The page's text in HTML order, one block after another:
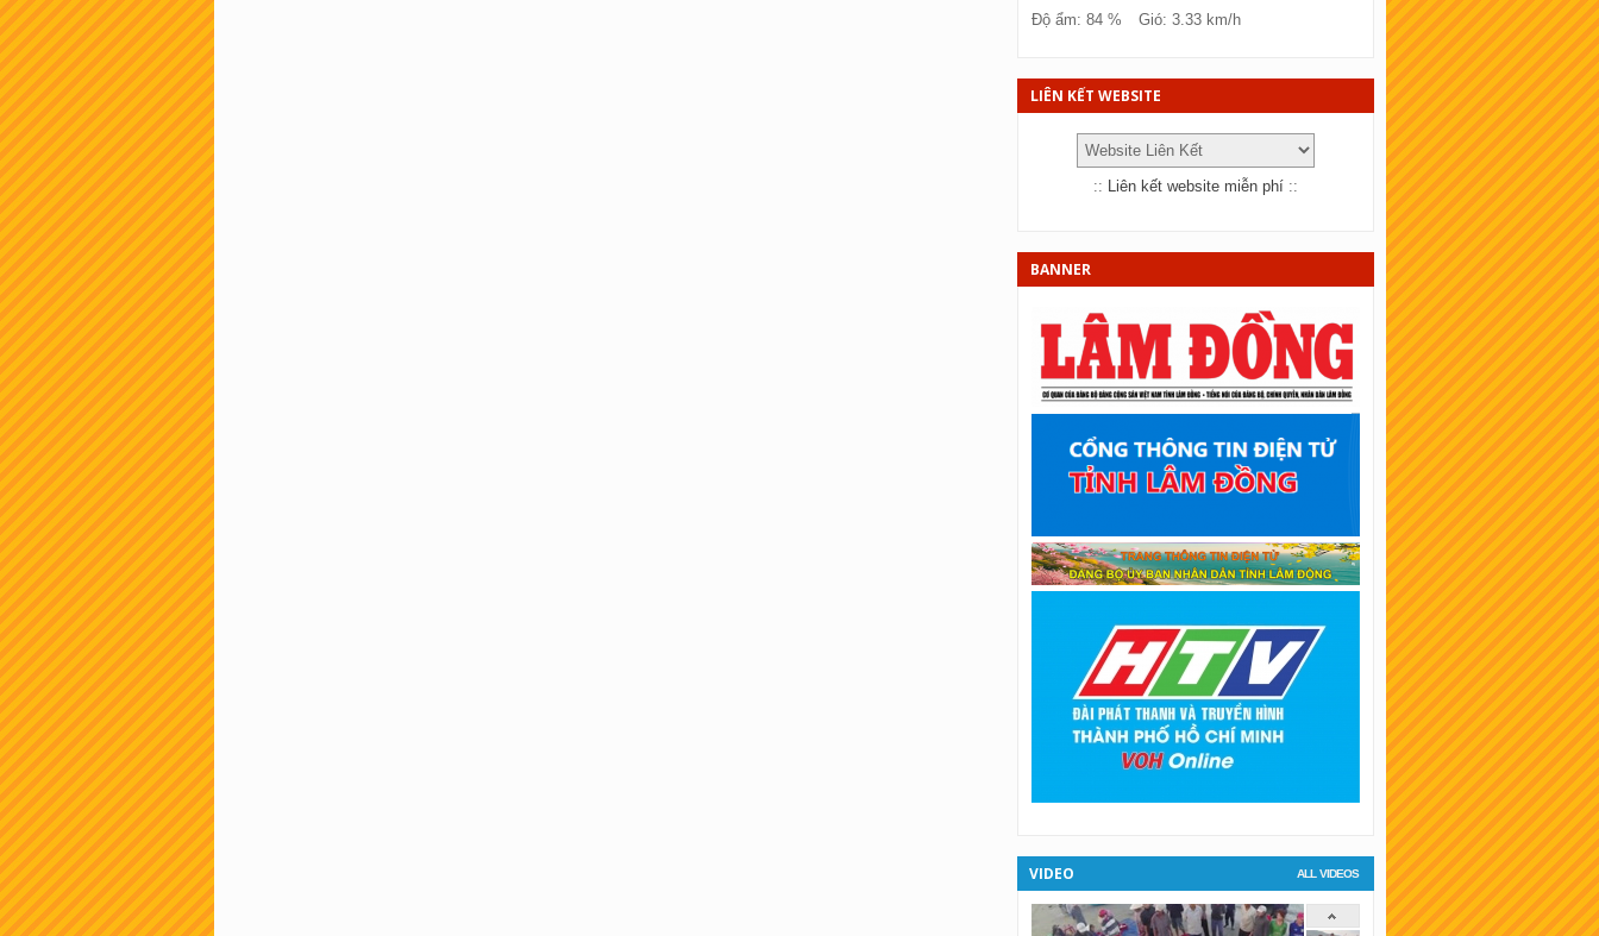
XSKT Bắc Ninh
XSKT Bến Tre
XSKT Sóc Trăng
XSKT Cần Thơ
XSKT An Giang
XSKT Bình Thuận
XSKT Vĩnh Long
XSKT Bình Dương
XSKT Long An
XSKT Bình Phước
XSKT Tiền Giang
XSKT Đà Lạt
Độ ẩm: 84 % Gió: 3.33 km/h
LIÊN KẾT WEBSITE
:: Liên kết website miễn phí::
BANNER
ALL VIDEOS
VIDEO